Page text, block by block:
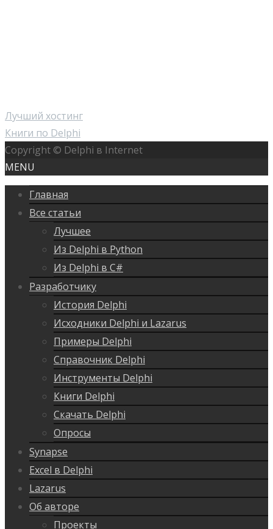
Лучший хостинг
Книги по Delphi
Copyright © Delphi в Internet
MENU
Главная
Все статьи
Лучшее
Из Delphi в Python
Из Delphi в C#
Разработчику
История Delphi
Исходники Delphi и Lazarus
Примеры Delphi
Справочник Delphi
Инструменты Delphi
Книги Delphi
Скачать Delphi
Опросы
Synapse
Excel в Delphi
Lazarus
Об авторе
Проекты